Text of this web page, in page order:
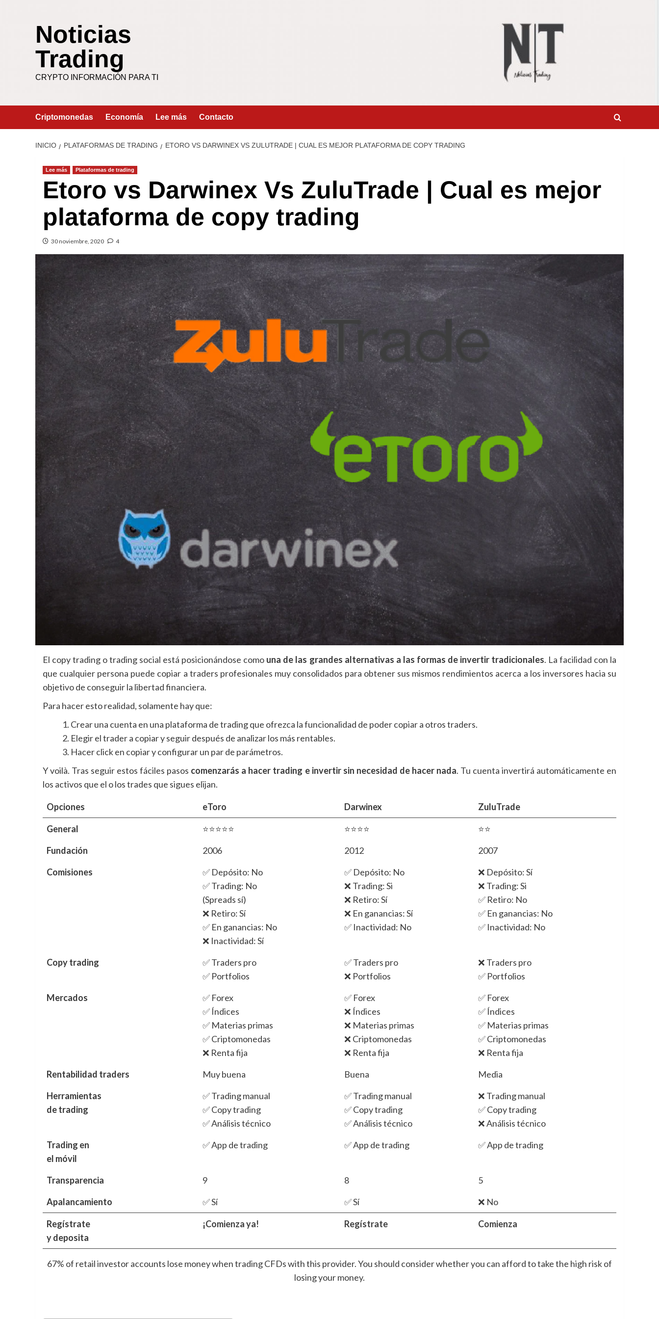
Noticias
Trading
CRYPTO INFORMACIÓN PARA TI
Criptomonedas Economía Lee más Contacto
INICIO PLATAFORMAS DE TRADING ETORO VS DARWINEX VS ZULUTRADE | CUAL ES MEJOR PLATAFORMA DE COPY TRADING
Lee más Plataformas de trading
Etoro vs Darwinex Vs ZuluTrade | Cual es mejor
plataforma de copy trading
30 noviembre, 2020 4
El copy trading o trading social está posicionándose como una de las grandes alternativas a las formas de invertir tradicionales. La facilidad con la
que cualquier persona puede copiar a traders profesionales muy consolidados para obtener sus mismos rendimientos acerca a los inversores hacia su
objetivo de conseguir la libertad financiera.
Para hacer esto realidad, solamente hay que:
Crear una cuenta en una plataforma de trading que ofrezca la funcionalidad de poder copiar a otros traders.
Elegir el trader a copiar y seguir después de analizar los más rentables.
Hacer click en copiar y configurar un par de parámetros.
Y voilà. Tras seguir estos fáciles pasos comenzarás a hacer trading e invertir sin necesidad de hacer nada. Tu cuenta invertirá automáticamente en
los activos que el o los trades que sigues elijan.
Opciones eToro Darwinex ZuluTrade
General ⭐⭐⭐⭐⭐ ⭐⭐⭐⭐
⭐⭐
Fundación
2006 2012
2007
Comisiones
✅ Depósito: No
✅ Trading: No
(Spreads sí)
❌ Retiro: Sí
✅ En ganancias: No
❌ Inactividad: Sí
✅ Depósito: No
❌ Trading: Si
❌ Retiro: Sí
❌ En ganancias: Sí
✅ Inactividad: No
❌ Depósito: Sí
❌ Trading: Si
✅ Retiro: No
✅ En ganancias: No
✅ Inactividad: No
Copy trading
✅ Traders pro
✅ Portfolios
✅ Traders pro
❌ Portfolios
❌ Traders pro
✅ Portfolios
Mercados
✅ Forex
✅ Índices
✅ Materias primas
✅ Criptomonedas
❌ Renta fija
✅ Forex
❌ Índices
❌ Materias primas
❌ Criptomonedas
❌ Renta fija
✅ Forex
✅ Índices
✅ Materias primas
✅ Criptomonedas
❌ Renta fija
Rentabilidad traders
Muy buena Buena
Media
Herramientas
de trading
✅ Trading manual
✅ Copy trading
✅ Análisis técnico
✅ Trading manual
✅ Copy trading
✅ Análisis técnico
❌ Trading manual
✅ Copy trading
❌ Análisis técnico
Trading en
el móvil
✅ App de trading ✅ App de trading ✅ App de trading
Transparencia 9 8
5
Apalancamiento
✅ Sí ✅ Sí ❌ No
Regístrate
y deposita
¡Comienza ya! Regístrate Comienza
67% of retail investor accounts lose money when trading CFDs with this provider. You should consider whether you can afford to take the high risk of
losing your money.